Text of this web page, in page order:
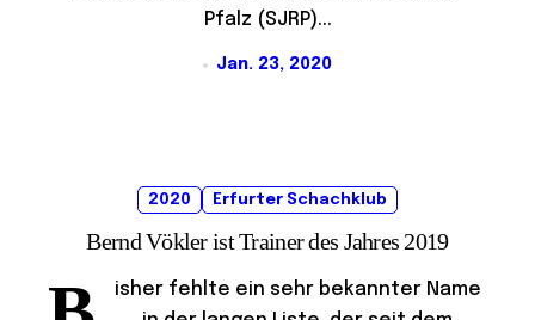
Pfalz (SJRP)...
Jan. 23, 2020
2020 Erfurter Schachklub
Bernd Vökler ist Trainer des Jahres 2019
isher fehlte ein sehr bekannter Name